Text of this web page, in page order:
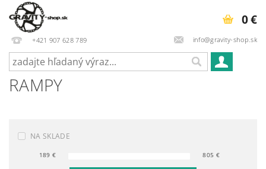
+421 907 628 789 info@gravity-shop.sk
0 €
RAMPY
NA SKLADE
189 € 805 €